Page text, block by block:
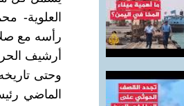
العلوية-
رأسه مع
أرشيف
وحتى
الماضي